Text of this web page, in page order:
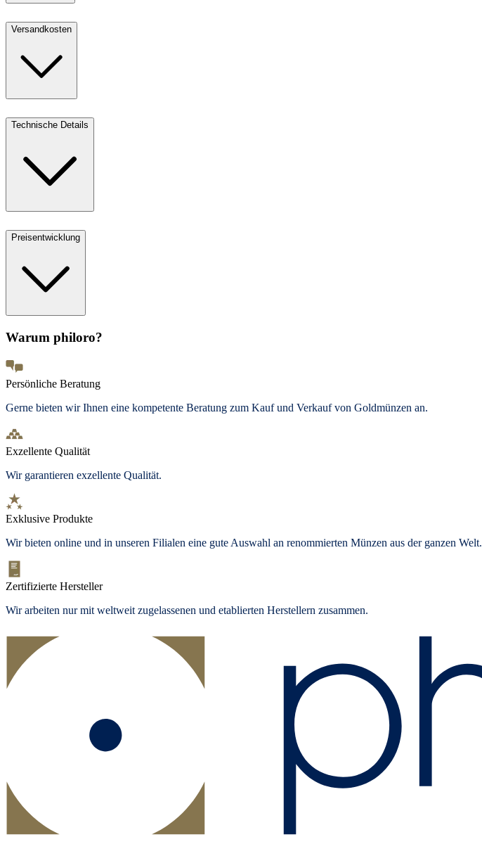
Versandkosten
Technische Details
Preisentwicklung
Warum philoro?
Persönliche Beratung
Gerne bieten wir Ihnen eine kompetente Beratung zum Kauf und Verkauf von Goldmünzen an.
Exzellente Qualität
Wir garantieren exzellente Qualität.
Exklusive Produkte
Wir bieten online und in unseren Filialen eine gute Auswahl an renommierten Münzen aus der ganzen Welt.
Zertifizierte Hersteller
Wir arbeiten nur mit weltweit zugelassenen und etablierten Herstellern zusammen.